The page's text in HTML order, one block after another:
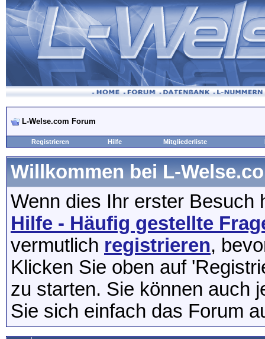
L-Welse.com Forum
Registrieren Hilfe Mitgliederliste
Willkommen bei L-
Wenn dies Ihr erster Besuch
Hilfe - Häufig gestellte
vermutlich registrieren,
Klicken Sie oben auf
zu starten. Sie können auch
Sie sich einfach das Forum